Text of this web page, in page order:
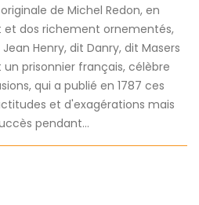
de Michel Redon, en
et dos richement ornementés,
Henry, dit Danry, dit Masers
un prisonnier français, célèbre
qui a publié en 1787 ces
et d'exagérations mais
pendant...